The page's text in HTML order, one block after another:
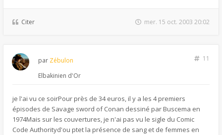
Citer mer. 15 oct. 2003 20:02
11
par Zébulon
Elbakinien d'Or
je l'ai vu ce soirPour près de 34 euros, il y a les 4 premiers
épisodes de Savage sword of Conan dessiné par Buscema en
1974Mais sur les couvertures, je n'ai pas vu le sigle du Comic
Code Authorityd'ou ptet la présence de sang et de femmes en